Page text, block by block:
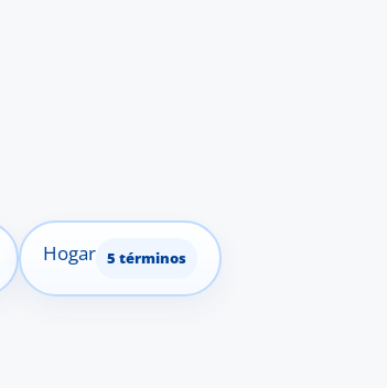
Hogar 5 términos